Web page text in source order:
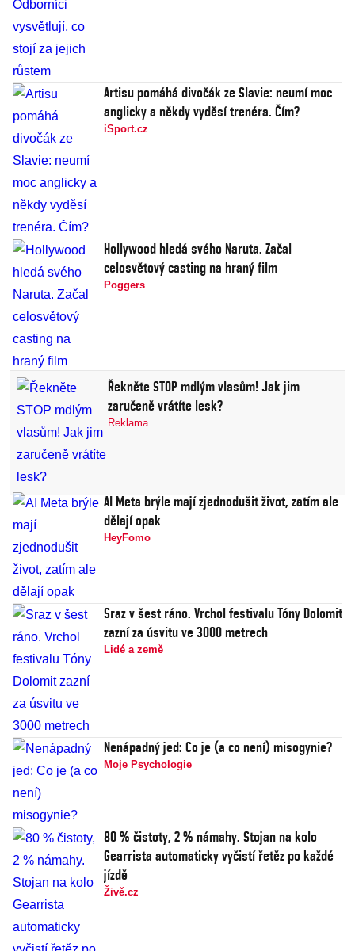
Artisu pomáhá divočák ze Slavie: neumí moc
anglicky a někdy vyděsí trenéra. Čím?
iSport.cz
Hollywood hledá svého Naruta. Začal
celosvětový casting na hraný film
Poggers
Řekněte STOP mdlým vlasům! Jak jim
zaručeně vrátíte lesk?
Reklama
AI Meta brýle mají zjednodušit život, zatím ale
dělají opak
HeyFomo
Sraz v šest ráno. Vrchol festivalu Tóny Dolomit
zazní za úsvitu ve 3000 metrech
Lidé a země
Nenápadný jed: Co je (a co není) misogynie?
Moje Psychologie
80 % čistoty, 2 % námahy. Stojan na kolo
Gearrista automaticky vyčistí řetěz po každé
jízdě
Živě.cz